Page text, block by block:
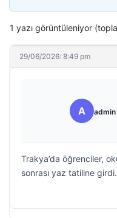
1 yazı görüntüleniyor
29/06/2026: 8:49 pm
A admin
Trakya’da öğrenciler,
sonrası yaz tatiline girdi.